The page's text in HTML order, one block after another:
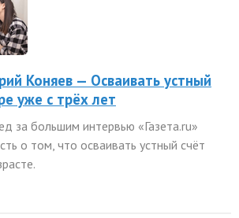
Коняев — Осваивать устный
уже с трёх лет
за большим интервью «Газета.ru»
о том, что осваивать устный счёт